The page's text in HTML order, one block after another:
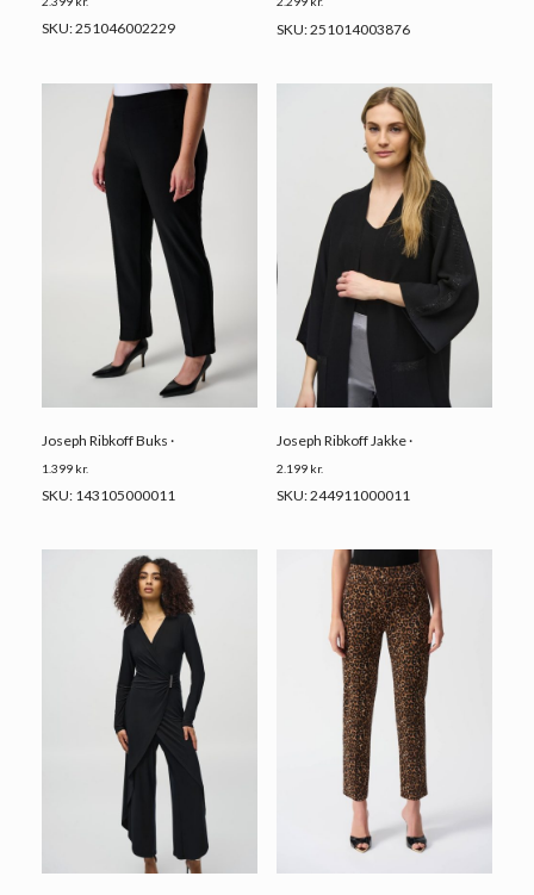
SKU: 251046002229 SKU: 251014003876
Joseph Ribkoff Buks ·
1.399 kr.
SKU: 143105000011
Joseph Ribkoff Jakke ·
2.199 kr.
SKU: 244911000011